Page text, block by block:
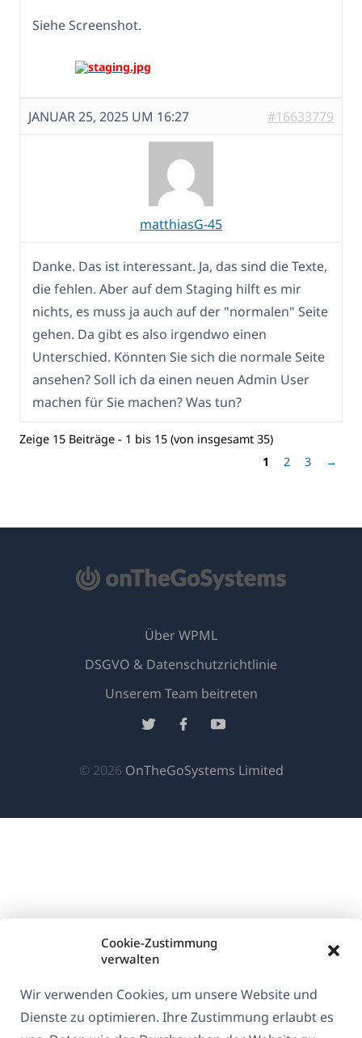
Cookie-Zustimmung
verwalten
Wir verwenden Cookies, um unsere Website und
Dienste zu optimieren. Ihre Zustimmung erlaubt es
Siehe Screenshot.
JANUAR 25, 2025 UM 16:27 #16633779
matthiasG-45
Danke. Das ist interessant. Ja, das sind die Texte,
die fehlen. Aber auf dem Staging hilft es mir
nichts, es muss ja auch auf der "normalen" Seite
gehen. Da gibt es also irgendwo einen
Unterschied. Könnten Sie sich die normale Seite
ansehen? Soll ich da einen neuen Admin User
machen für Sie machen? Was tun?
Zeige 15 Beiträge - 1 bis 15 (von insgesamt 35)
1
2 3 →
© 2026 OnTheGoSystems Limited(öffnet
einem
Über WPML
DSGVO & Datenschutzrichtlinie
Unserem Team beitreten(öffnet
(öffnet
einem
(öffnet
einem
(öffnet
einem